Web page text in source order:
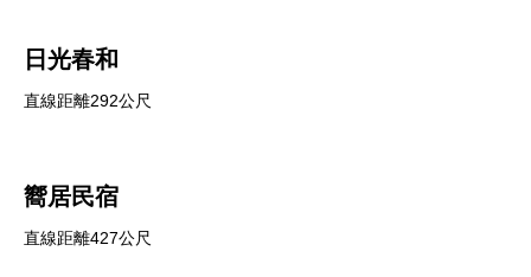
日光春和
直線距離292公尺
嚮居民宿
直線距離427公尺